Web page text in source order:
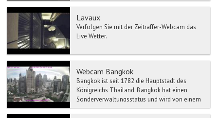
Lavaux
Verfolgen Sie mit der Zeitraffer-Webcam das
Live Wetter.
Webcam Bangkok
Bangkok ist seit 1782 die Hauptstadt des
Königreichs Thailand. Bangkok hat einen
Sonderverwaltungsstatus und wird von einem
Gouverneur regiert. Die...